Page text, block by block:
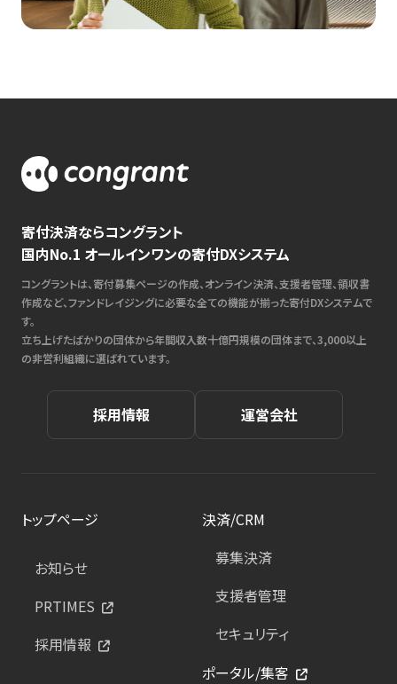
寄付決済ならコングラント
国内No.1 オールインワンの寄付DXシステム
コングラントは、寄付募集ページの作成、オンライン決済、支援者管理、領収書
作成など、ファンドレイジングに必要な全ての機能が揃った寄付DXシステムで
す。
立ち上げたばかりの団体から年間収入数十億円規模の団体まで、3,000以上
の非営利組織に選ばれています。
採用情報 運営会社
トップページ
お知らせ
PRTIMES
採用情報
決済/CRM
募集決済
支援者管理
セキュリティ
ポータル/集客